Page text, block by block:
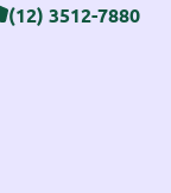
(12) 3512-7880